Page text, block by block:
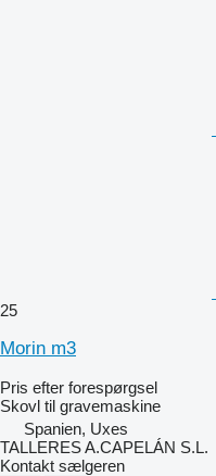
25
Morin m3
Pris efter forespørgsel
Skovl til gravemaskine
Spanien, Uxes
TALLERES A.CAPELÁN S.L.
Kontakt sælgeren